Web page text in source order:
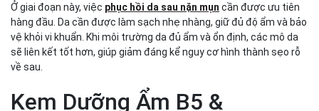
Ở giai đoạn này, việc phục hồi da sau nặn mụn cần được ưu tiên
hàng đầu. Da cần được làm sạch nhẹ nhàng, giữ đủ độ ẩm và bảo
vệ khỏi vi khuẩn. Khi môi trường da đủ ẩm và ổn định, các mô da
sẽ liên kết tốt hơn, giúp giảm đáng kể nguy cơ hình thành sẹo rỗ
về sau.
Kem Dưỡng Ẩm B5 &